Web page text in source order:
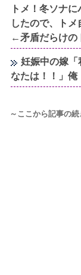
トメ！冬ソナ
したので、ト
←矛盾だらけの
妊娠中の嫁
なたは！！」
～ここから記事の続